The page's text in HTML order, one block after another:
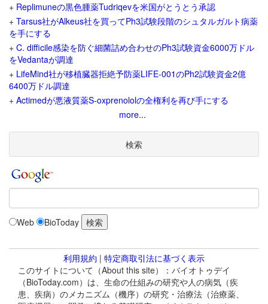
+ Replimuneの黒色腫薬Tudriqevを米国がとうとう承認
+ Tarsus社がAlkeus社を買ってPh3試験段階のシュタルガルト病薬
を手にする
+ C. difficile感染を防ぐ細菌詰め合わせのPh3試験資金6000万ドル
をVedantaが調達
+ LifeMind社が移植臓器拒絶予防薬LIFE-001のPh2試験資金2億
6400万ドル調達
+ Actimedが悪液質薬S-oxprenololの全権利を再び手にする
more...
検索
Web BioToday
利用規約 | 特定商取引法に基づく表示
このサイトについて（About this site）：バイオトゥデイ
（BioToday.com）は、生命の仕組みの研究や人の病気（疾
患、疾病）のメカニズム（機序）の研究・治療法（治療薬、